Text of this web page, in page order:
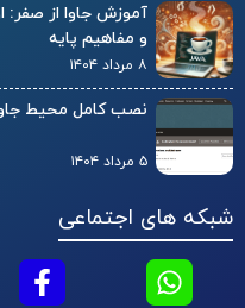
و مفاهیم پایه
۸ مرداد ۱۴۰۴
نصب کامل محیط
۵ مرداد ۱۴۰۴
شبکه های اجتماعی